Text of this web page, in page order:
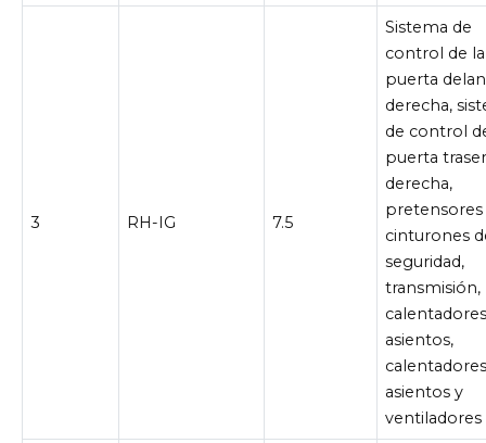
3 RH-IG 7.5
Sistema de
control de la
puerta
derecha,
de control
puerta
derecha,
pretensores
cinturones
seguridad,
transmisión,
asientos,
asientos y
ventiladores